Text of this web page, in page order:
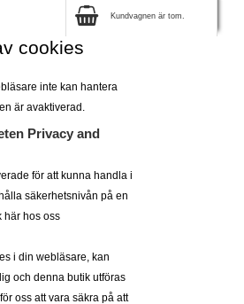
Kundvagnen är tom.
cookies
inte kan hantera
är avaktiverad.
Privacy and
för att kunna handla i
säkerhetsnivån på en
här hos oss
i din webläsare, kan
och denna butik utföras
oss att vara säkra på att